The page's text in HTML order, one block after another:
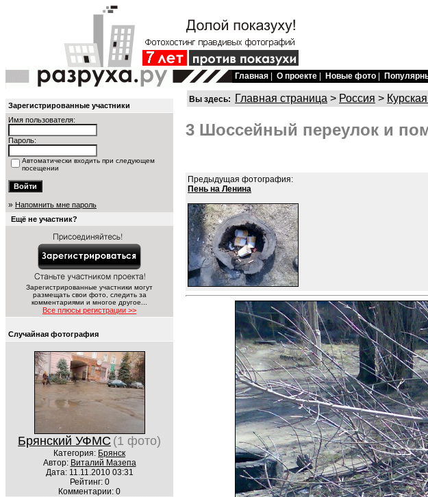
Главная О проекте Новые фото
Зарегистрированные участники
Имя пользователя:
Пароль:
Автоматически входить при следующем
посещении
» Напомнить мне пароль
Ещё не участник?
Зарегистрированные участники могут
размещать свои фото, следить за
комментариями и многое другое...
Все плюсы регистрации >>
Случайная фотография
Брянский УФМС (1 фото)
Категория: Брянск
Автор: Виталий Мазепа
Дата: 11.11.2010 03:31
Рейтинг: 0
Комментарии: 0
Вы здесь: Главная страница > Россия >
3 Шоссейный переулок и
Предыдущая фотография:
Пень на Ленина